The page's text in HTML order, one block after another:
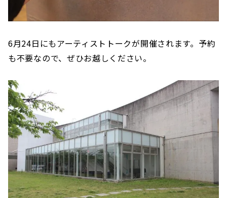
6月24日にもアーティストトークが開催されます。予約
も不要なので、ぜひお越しください。